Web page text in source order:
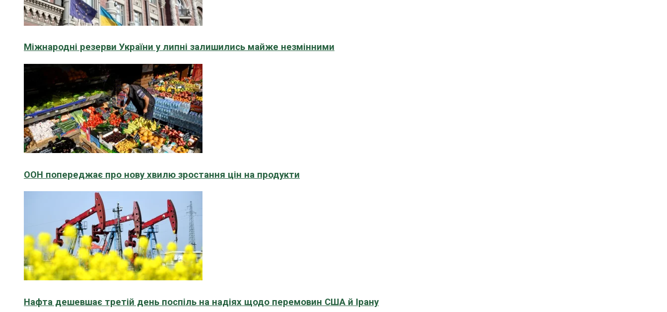
Міжнародні резерви України у липні залишились майже незмінними
ООН попереджає про нову хвилю зростання цін на продукти
Нафта дешевшає третій день поспіль на надіях щодо перемовин США й Ірану